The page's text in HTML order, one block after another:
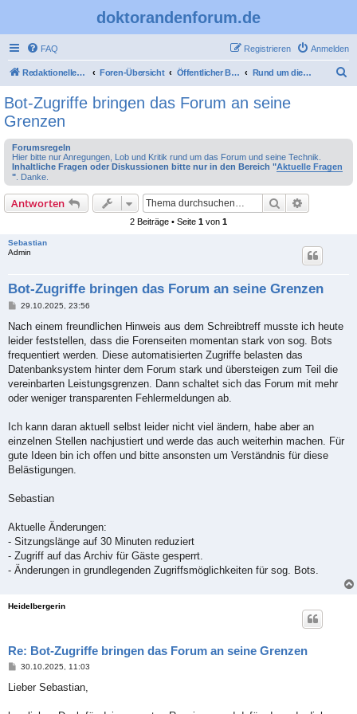
doktorandenforum.de
FAQ Anmelden
Registrieren
Redaktioneller Teil Foren-Übersicht Öffentlicher Bereich Rund um dieses Forum
Bot-Zugriffe bringen das Forum an seine
Grenzen
Forumsregeln
Hier bitte nur Anregungen, Lob und Kritik rund um das Forum und seine Technik.
Inhaltliche Fragen oder Diskussionen bitte nur in den Bereich "Aktuelle Fragen
" . Danke.
Antworten Suche
2 Beiträge • Seite 1 von 1
Sebastian
Admin
Bot-Zugriffe bringen das Forum an seine Grenzen
B
i
r
a
29.10.2025, 23:56
Nach einem freundlichen Hinweis aus dem Schreibtreff musste ich heute
leider feststellen, dass die Forenseiten momentan stark von sog. Bots
frequentiert werden. Diese automatisierten Zugriffe belasten das
Datenbanksystem hinter dem Forum stark und übersteigen zum Teil die
vereinbarten Leistungsgrenzen. Dann schaltet sich das Forum mit mehr
oder weniger transparenten Fehlermeldungen ab.
Ich kann daran aktuell selbst leider nicht viel ändern, habe aber an
einzelnen Stellen nachjustiert und werde das auch weiterhin machen. Für
gute Ideen bin ich offen und bitte ansonsten um Verständnis für diese
Belästigungen.
Sebastian
Aktuelle Änderungen:
- Sitzungslänge auf 30 Minuten reduziert
- Zugriff auf das Archiv für Gäste gesperrt.
- Änderungen in grundlegenden Zugriffsmöglichkeiten für sog. Bots.
Heidelbergerin
Re: Bot-Zugriffe bringen das Forum an seine Grenzen
B
i
30.10.2025, 11:03
Lieber Sebastian,